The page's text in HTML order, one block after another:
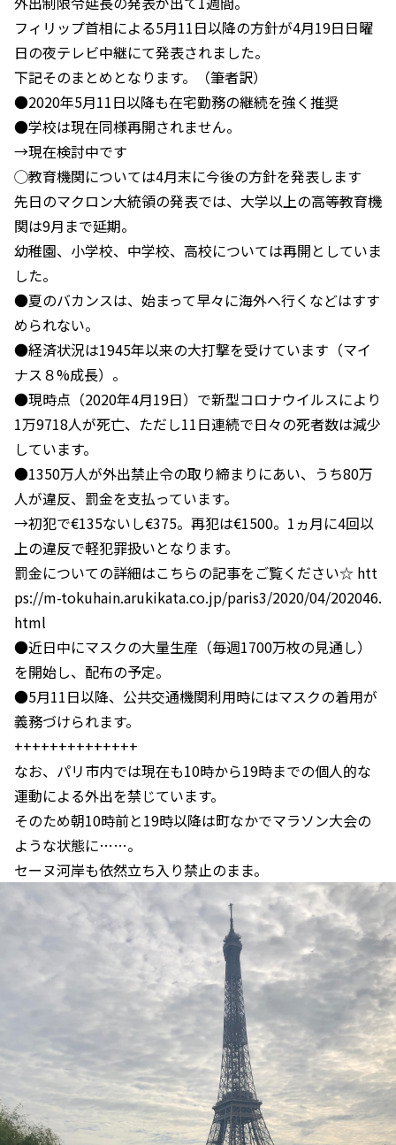
フィリップ首相による5月11日以降の方針が4月19日日曜
日の夜テレビ中継にて発表されました。
下記そのまとめとなります。（筆者訳）
●2020年5月11日以降も在宅勤務の継続を強く推奨
●学校は現在同様再開されません。
→現在検討中です
◯教育機関については4月末に今後の方針を発表します
先日のマクロン大統領の発表では、大学以上の高等教育機
関は9月まで延期。
幼稚園、小学校、中学校、高校については再開としていま
した。
●夏のバカンスは、始まって早々に海外へ行くなどはすす
められない。
●経済状況は1945年以来の大打撃を受けています（マイ
ナス８%成長）。
●現時点（2020年4月19日）で新型コロナウイルスにより
1万9718人が死亡、ただし11日連続で日々の死者数は減少
しています。
●1350万人が外出禁止令の取り締まりにあい、うち80万
人が違反、罰金を支払っています。
→初犯で€135ないし€375。再犯は€1500。1ヵ月に4回以
上の違反で軽犯罪扱いとなります。
罰金についての詳細はこちらの記事をご覧ください☆ htt
ps://m-tokuhain.arukikata.co.jp/paris3/2020/04/202046.
html
●近日中にマスクの大量生産（毎週1700万枚の見通し）
を開始し、配布の予定。
●5月11日以降、公共交通機関利用時にはマスクの着用が
義務づけられます。
++++++++++++++
なお、パリ市内では現在も10時から19時までの個人的な
運動による外出を禁じています。
そのため朝10時前と19時以降は町なかでマラソン大会の
ような状態に……。
セーヌ河岸も依然立ち入り禁止のまま。